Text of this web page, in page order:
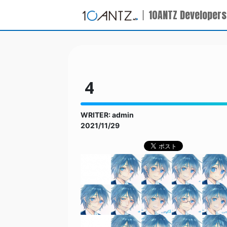
10ANTZ
4
WRITER: admin
2021/11/29